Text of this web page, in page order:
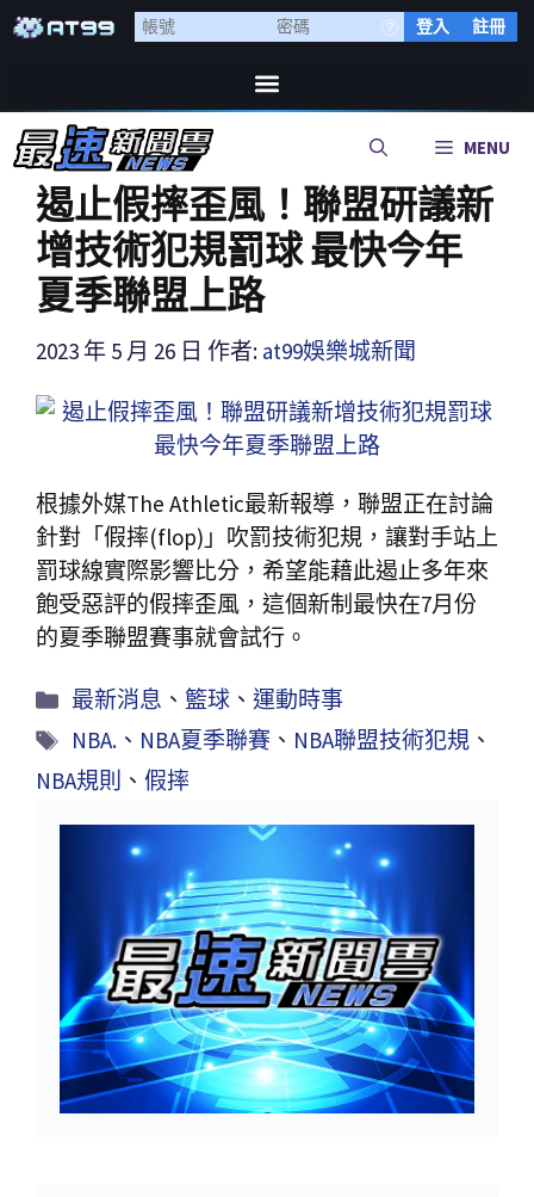
登入 註冊
MENU
遏止假摔歪風！聯盟研議新
增技術犯規罰球 最快今年
夏季聯盟上路
2023 年 5 月 26 日 作者: at99娛樂城新聞
根據外媒The Athletic最新報導，聯盟正在討論
針對「假摔(flop)」吹罰技術犯規，讓對手站上
罰球線實際影響比分，希望能藉此遏止多年來
飽受惡評的假摔歪風，這個新制最快在7月份
的夏季聯盟賽事就會試行。
最新消息 、 籃球 、運動時事
NBA. 、 NBA夏季聯賽 、 NBA聯盟技術犯規 、
NBA規則 、 假摔